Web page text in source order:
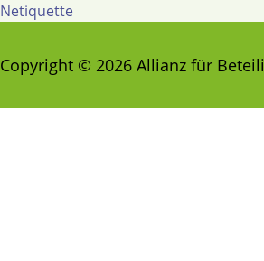
Netiquette
Copyright © 2026 Allianz für